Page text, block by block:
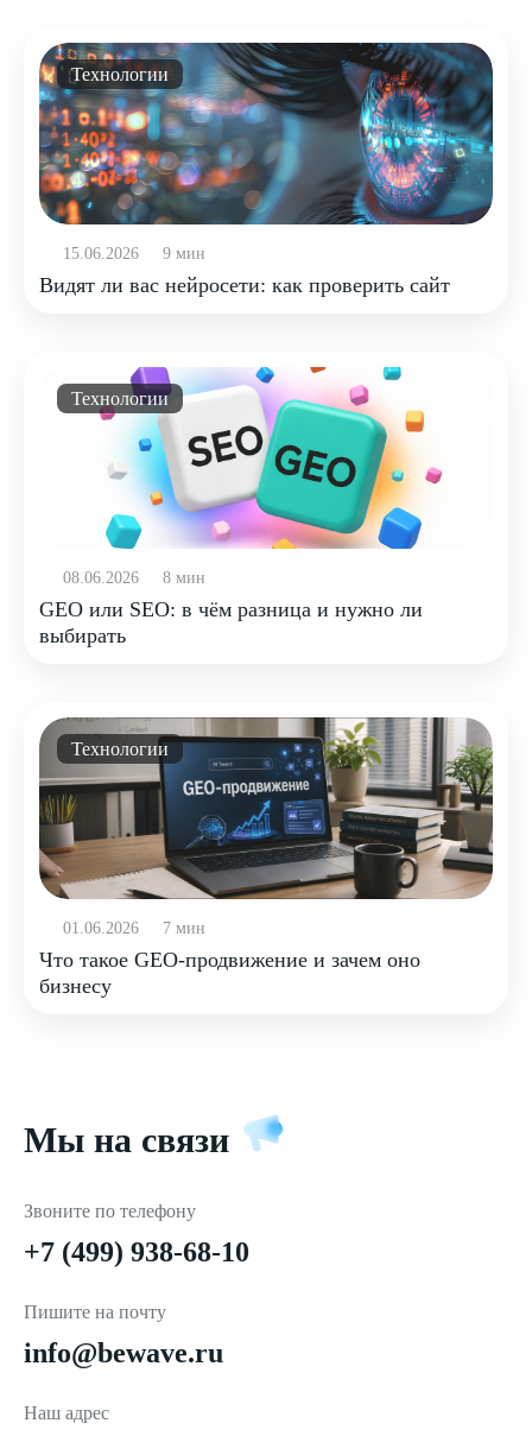
Технологии
15.06.2026 9 мин
Видят ли вас нейросети: как проверить сайт
Технологии
08.06.2026 8 мин
GEO или SEO: в чём разница и нужно ли
выбирать
Технологии
01.06.2026 7 мин
Что такое GEO-продвижение и зачем оно
бизнесу
Мы на связи
Звоните по телефону
+7 (499) 938-68-10
Пишите на почту
info@bewave.ru
Наш адрес